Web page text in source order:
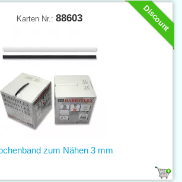
Discount
Karten Nr.: 88603
zum Nähen 3 mm